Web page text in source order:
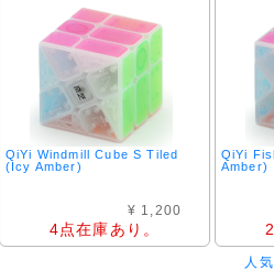
QiYi Windmill Cube S Tiled
(Icy Amber)
¥ 1,200
4点在庫あり。
QiYi
Amber)
人